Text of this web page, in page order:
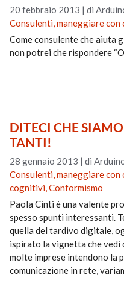
20 febbraio 2013 |di
Consulenti, maneggiare con
Come consulente che aiuta
non potrei che rispondere
DITECI CHE
TANTI!
28 gennaio 2013 |di
Consulenti, maneggiare con
cognitivi, Conformismo
Paola Cinti è una valente
spesso spunti interessanti.
quella del tardivo digitale,
ispirato la vignetta che vedi
molte imprese intendono la
comunicazione in rete,